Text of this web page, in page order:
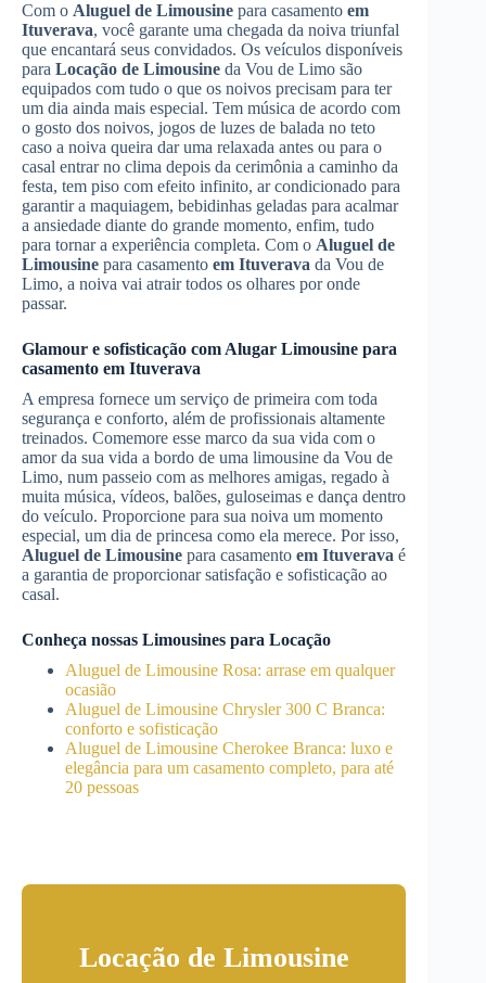
Com o Aluguel de Limousine para casamento em
Ituverava, você garante uma chegada da noiva triunfal
que encantará seus convidados. Os veículos disponíveis
para Locação de Limousine da Vou de Limo são
equipados com tudo o que os noivos precisam para ter
um dia ainda mais especial. Tem música de acordo com
o gosto dos noivos, jogos de luzes de balada no teto
caso a noiva queira dar uma relaxada antes ou para o
casal entrar no clima depois da cerimônia a caminho da
festa, tem piso com efeito infinito, ar condicionado para
garantir a maquiagem, bebidinhas geladas para acalmar
a ansiedade diante do grande momento, enfim, tudo
para tornar a experiência completa. Com o Aluguel de
Limousine para casamento em Ituverava da Vou de
Limo, a noiva vai atrair todos os olhares por onde
passar.
Glamour e sofisticação com Alugar Limousine para
casamento em Ituverava
A empresa fornece um serviço de primeira com toda
segurança e conforto, além de profissionais altamente
treinados. Comemore esse marco da sua vida com o
amor da sua vida a bordo de uma limousine da Vou de
Limo, num passeio com as melhores amigas, regado à
muita música, vídeos, balões, guloseimas e dança dentro
do veículo. Proporcione para sua noiva um momento
especial, um dia de princesa como ela merece. Por isso,
Aluguel de Limousine para casamento em Ituverava é
a garantia de proporcionar satisfação e sofisticação ao
casal.
Conheça nossas Limousines para Locação
Aluguel de Limousine Rosa: arrase em qualquer
ocasião
Aluguel de Limousine Chrysler 300 C Branca:
conforto e sofisticação
Aluguel de Limousine Cherokee Branca: luxo e
elegância para um casamento completo, para até
20 pessoas
Locação de Limousine